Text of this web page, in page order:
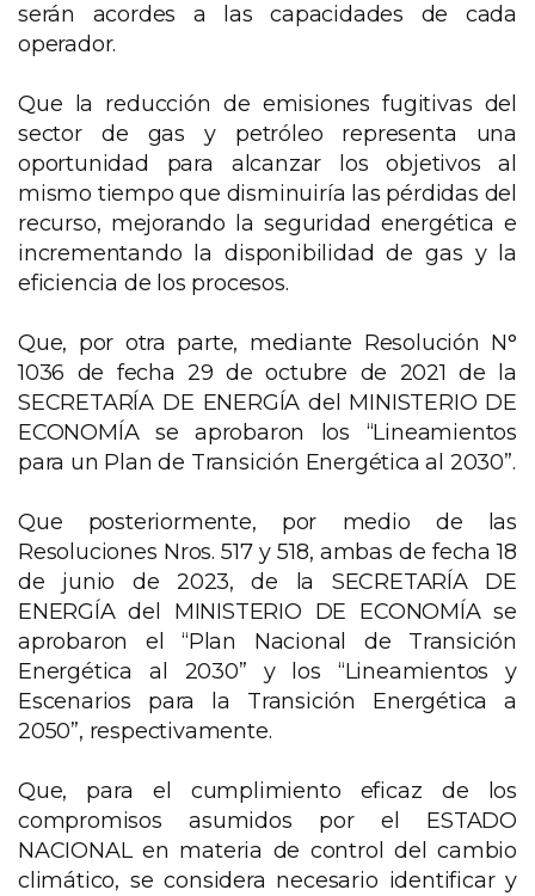
serán acordes a las capacidades de cada
operador.
Que la reducción de emisiones fugitivas del
sector de gas y petróleo representa una
oportunidad para alcanzar los objetivos al
mismo tiempo que disminuiría las pérdidas del
recurso, mejorando la seguridad energética e
incrementando la disponibilidad de gas y la
eficiencia de los procesos.
Que, por otra parte, mediante Resolución N°
1036 de fecha 29 de octubre de 2021 de la
SECRETARÍA DE ENERGÍA del MINISTERIO DE
ECONOMÍA se aprobaron los “Lineamientos
para un Plan de Transición Energética al 2030”.
Que posteriormente, por medio de las
Resoluciones Nros. 517 y 518, ambas de fecha 18
de junio de 2023, de la SECRETARÍA DE
ENERGÍA del MINISTERIO DE ECONOMÍA se
aprobaron el “Plan Nacional de Transición
Energética al 2030” y los “Lineamientos y
Escenarios para la Transición Energética a
2050”, respectivamente.
Que, para el cumplimiento eficaz de los
compromisos asumidos por el ESTADO
NACIONAL en materia de control del cambio
climático, se considera necesario identificar y